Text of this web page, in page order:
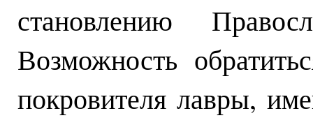
становлению
Возможность
покровителя лавры,